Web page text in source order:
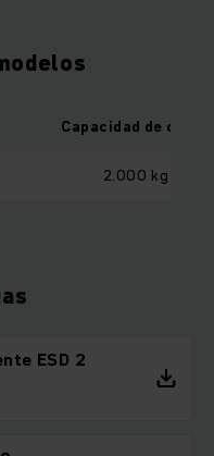
Capacidad de carga
2.000 kg
ESD 2